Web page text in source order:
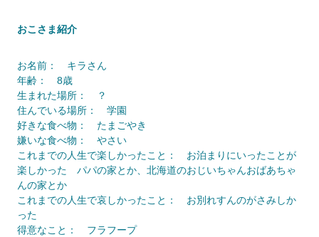
おこさま紹介
お名前： キラさん
年齢： 8歳
生まれた場所： ？
住んでいる場所： 学園
好きな食べ物： たまごやき
嫌いな食べ物： やさい
これまでの人生で楽しかったこと： お泊まりにいったことが
楽しかった パパの家とか、北海道のおじいちゃんおばあちゃ
んの家とか
これまでの人生で哀しかったこと： お別れすんのがさみしか
った
得意なこと： フラフープ